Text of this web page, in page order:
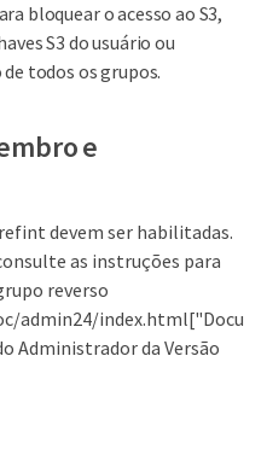
bloquear o acesso ao S3,
S3 do usuário ou
todos os grupos.
e
devem ser habilitadas.
as instruções para
reverso
admin24/index.html["Docu
Administrador da Versão